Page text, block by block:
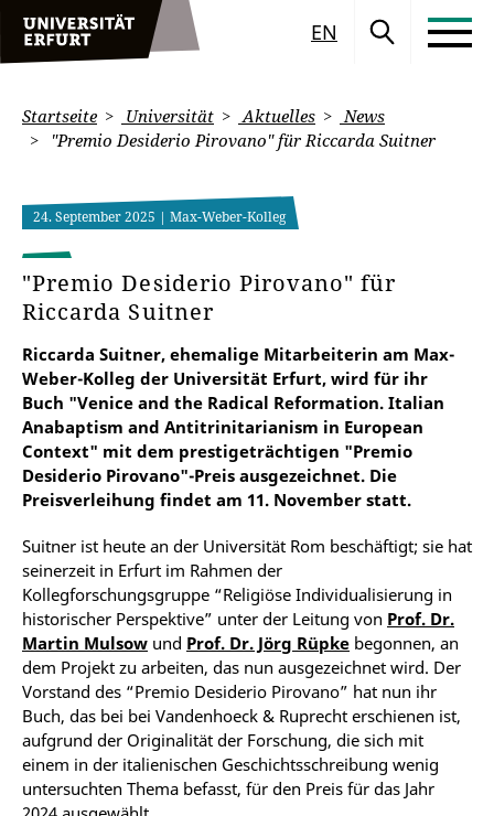
EN
Startseite Universität Aktuelles
News
"Premio Desiderio Pirovano" für Riccarda Suitner
24. September 2025 | Max-Weber-Kolleg
"Premio Desiderio Pirovano" für
Riccarda Suitner
Riccarda Suitner, ehemalige Mitarbeiterin am Max-
Weber-Kolleg der Universität Erfurt, wird für ihr
Buch "Venice and the Radical Reformation. Italian
Anabaptism and Antitrinitarianism in European
Context" mit dem prestigeträchtigen "Premio
Desiderio Pirovano"-Preis ausgezeichnet. Die
Preisverleihung findet am 11. November statt.
Suitner ist heute an der Universität Rom beschäftigt; sie hat
seinerzeit in Erfurt im Rahmen der
Kollegforschungsgruppe “Religiöse Individualisierung in
historischer Perspektive” unter der Leitung von Prof. Dr.
Martin Mulsow und Prof. Dr. Jörg Rüpke begonnen, an
dem Projekt zu arbeiten, das nun ausgezeichnet wird. Der
Vorstand des “Premio Desiderio Pirovano” hat nun ihr
Buch, das bei bei Vandenhoeck & Ruprecht erschienen ist,
aufgrund der Originalität der Forschung, die sich mit
einem in der italienischen Geschichtsschreibung wenig
untersuchten Thema befasst, für den Preis für das Jahr